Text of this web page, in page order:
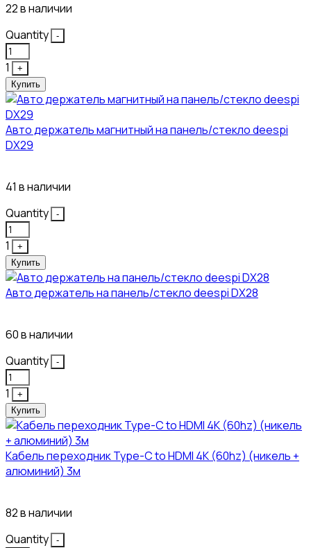
22 в наличии
Quantity
-
1
+
Купить
Авто держатель магнитный на панель/стекло deespi
DX29
41 в наличии
Quantity
-
1
+
Купить
Авто держатель на панель/стекло deespi DX28
60 в наличии
Quantity
-
1
+
Купить
Кабель переходник Type-C to HDMI 4K (60hz) (никель +
алюминий) 3м
82 в наличии
Quantity
-